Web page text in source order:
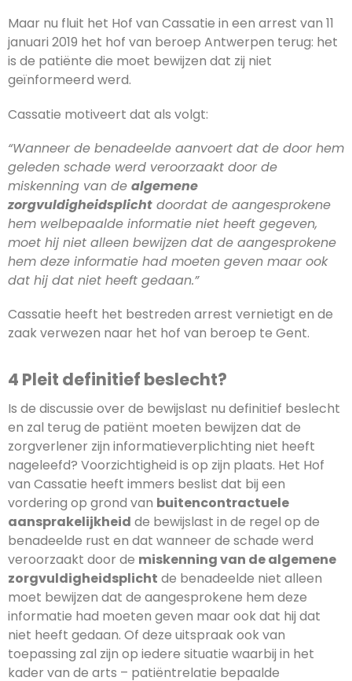
Maar nu fluit het Hof van Cassatie in een arrest van 11
januari 2019 het hof van beroep Antwerpen terug: het
is de patiënte die moet bewijzen dat zij niet
geïnformeerd werd.
Cassatie motiveert dat als volgt:
“Wanneer de benadeelde aanvoert dat de door hem
geleden schade werd veroorzaakt door de
miskenning van de algemene
zorgvuldigheidsplicht doordat de aangesprokene
hem welbepaalde informatie niet heeft gegeven,
moet hij niet alleen bewijzen dat de aangesprokene
hem deze informatie had moeten geven maar ook
dat hij dat niet heeft gedaan.”
Cassatie heeft het bestreden arrest vernietigt en de
zaak verwezen naar het hof van beroep te Gent.
4 Pleit definitief beslecht?
Is de discussie over de bewijslast nu definitief beslecht
en zal terug de patiënt moeten bewijzen dat de
zorgverlener zijn informatieverplichting niet heeft
nageleefd? Voorzichtigheid is op zijn plaats. Het Hof
van Cassatie heeft immers beslist dat bij een
vordering op grond van buitencontractuele
aansprakelijkheid de bewijslast in de regel op de
benadeelde rust en dat wanneer de schade werd
veroorzaakt door de miskenning van de algemene
zorgvuldigheidsplicht de benadeelde niet alleen
moet bewijzen dat de aangesprokene hem deze
informatie had moeten geven maar ook dat hij dat
niet heeft gedaan. Of deze uitspraak ook van
toepassing zal zijn op iedere situatie waarbij in het
kader van de arts – patiëntrelatie bepaalde